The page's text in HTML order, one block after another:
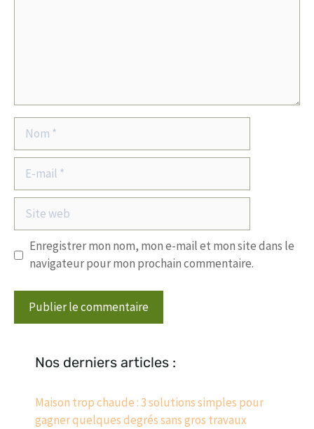
Nom
mail
Site
web
Enregistrer mon nom, mon e-mail et mon site dans le
navigateur pour mon prochain commentaire.
Nos derniers articles :
Maison trop chaude : 3 solutions simples pour
gagner quelques degrés sans gros travaux